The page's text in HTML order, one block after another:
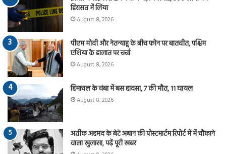
हिरासत में लिया
August 8, 2026
पीएम मोदी और नेतन्याहू के बीच फोन पर बातचीत, पश्चिम
एशिया के हालात पर चर्चा
August 8, 2026
हिमाचल के चंबा में बस हादसा, 7 की मौत, 11 घायल
August 8, 2026
अतीक अहमद के बेटे अबान की पोस्टमार्टम रिपोर्ट में में चौकाने
वाला खुलासा, पढ़ें पूरी खबर